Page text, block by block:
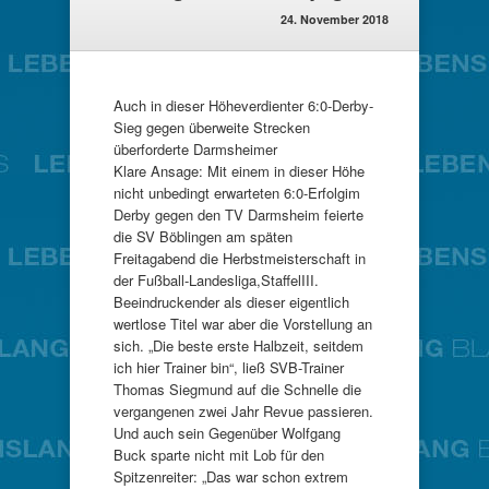
24. November 2018
Auch in dieser Höheverdienter 6:0-Derby-
Sieg gegen überweite Strecken
überforderte Darmsheimer
Klare Ansage: Mit einem in dieser Höhe
nicht unbedingt erwarteten 6:0-Erfolgim
Derby gegen den TV Darmsheim feierte
die SV Böblingen am späten
Freitagabend die Herbstmeisterschaft in
der Fußball-Landesliga,StaffelIII.
Beeindruckender als dieser eigentlich
wertlose Titel war aber die Vorstellung an
sich. „Die beste erste Halbzeit, seitdem
ich hier Trainer bin“, ließ SVB-Trainer
Thomas Siegmund auf die Schnelle die
vergangenen zwei Jahr Revue passieren.
Und auch sein Gegenüber Wolfgang
Buck sparte nicht mit Lob für den
Spitzenreiter: „Das war schon extrem